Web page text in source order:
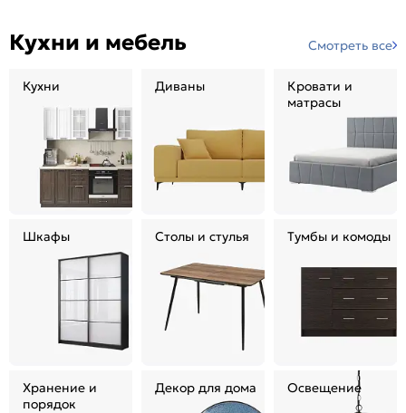
Кухни и мебель Смотреть все
Кухни Диваны
Кровати и
матрасы
Шкафы Столы и стулья Тумбы и комоды
Хранение и
порядок
Декор для дома Освещение